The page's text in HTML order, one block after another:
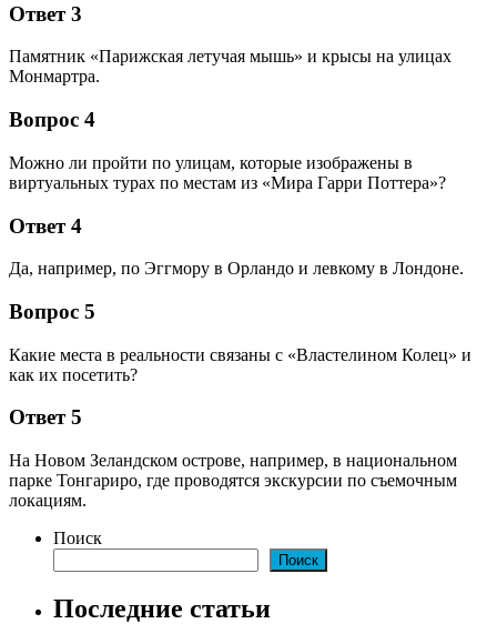
Ответ 3
Памятник «Парижская летучая мышь» и крысы на улицах
Монмартра.
Вопрос 4
Можно ли пройти по улицам, которые изображены в
виртуальных турах по местам из «Мира Гарри Поттера»?
Ответ 4
Да, например, по Эггмору в Орландо и левкому в Лондоне.
Вопрос 5
Какие места в реальности связаны с «Властелином Колец» и
как их посетить?
Ответ 5
На Новом Зеландском острове, например, в национальном
парке Тонгариро, где проводятся экскурсии по съемочным
локациям.
Поиск
Поиск
Последние статьи